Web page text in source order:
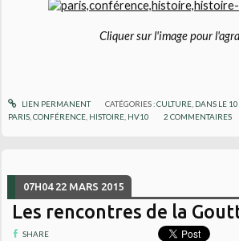
Cliquer sur l'image pour
LIEN PERMANENT CATÉGORIES :CULTURE, DANS LE
PARIS,CONFÉRENCE, HISTOIRE, HV10 2 COMMENTAIRES
07H04 22 MARS 2015
Les rencontres de la
SHARE